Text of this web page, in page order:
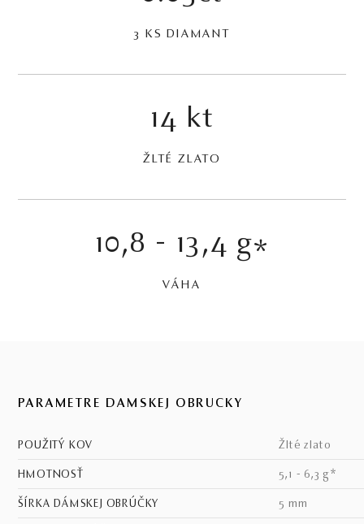
3 KS DIAMANT
14 kt
ŽLTÉ ZLATO
10,8 - 13,4 g*
VÁHA
PARAMETRE DÁMSKEJ OBRÚČKY
POUŽITÝ KOV žlté zlato
HMOTNOSŤ 5,1 - 6,3 g*
ŠÍRKA DÁMSKEJ OBRÚČKY 5 mm